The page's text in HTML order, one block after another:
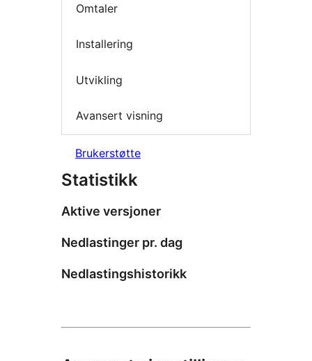
Omtaler
Installering
Utvikling
Avansert visning
Brukerstøtte
Statistikk
Aktive versjoner
Nedlastinger pr. dag
Nedlastingshistorikk